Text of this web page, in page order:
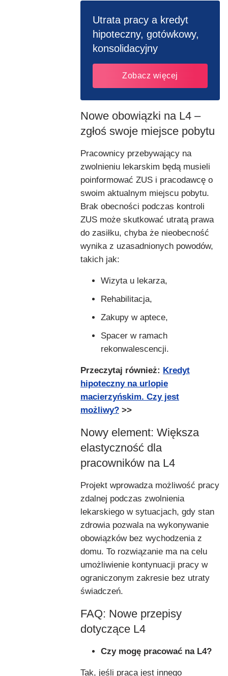
Utrata pracy a kredyt
hipoteczny, gotówkowy,
konsolidacyjny
Zobacz więcej
Nowe obowiązki na L4 –
zgłoś swoje miejsce pobytu
Pracownicy przebywający na
zwolnieniu lekarskim będą musieli
poinformować ZUS i pracodawcę o
swoim aktualnym miejscu pobytu.
Brak obecności podczas kontroli
ZUS może skutkować utratą prawa
do zasiłku, chyba że nieobecność
wynika z uzasadnionych powodów,
takich jak:
Wizyta u lekarza,
Rehabilitacja,
Zakupy w aptece,
Spacer w ramach
rekonwalescencji.
Przeczytaj również: Kredyt
hipoteczny na urlopie
macierzyńskim. Czy jest
możliwy? >>
Nowy element: Większa
elastyczność dla
pracowników na L4
Projekt wprowadza możliwość pracy
zdalnej podczas zwolnienia
lekarskiego w sytuacjach, gdy stan
zdrowia pozwala na wykonywanie
obowiązków bez wychodzenia z
domu. To rozwiązanie ma na celu
umożliwienie kontynuacji pracy w
ograniczonym zakresie bez utraty
świadczeń.
FAQ: Nowe przepisy
dotyczące L4
Czy mogę pracować na L4?
Tak, jeśli praca jest innego